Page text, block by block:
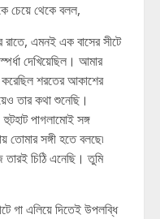
চেয়ে থেকে বলল,
এমনই এক বাসের সীটে
দেখিয়েছিল। আমার
শরতের আকাশের
তার কথা শুনেছি।
পাগলামোই সঙ্গ
সঙ্গী হতে বলছে৷
চিঠি এনেছি। তুমি
গা এলিয়ে দিতেই উপলব্ধি